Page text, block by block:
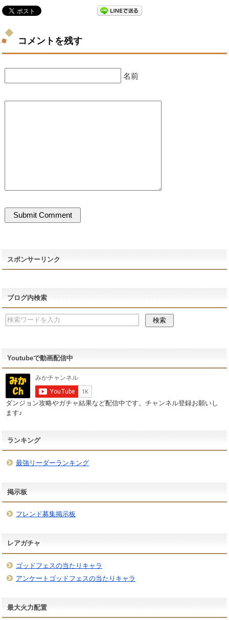
コメントを残す
名前
スポンサーリンク
ブログ内検索
Youtubeで動画配信中
ダンジョン攻略やガチャ結果など配信中です。チャンネル登録お願いし
ます♪
ランキング
最強リーダーランキング
掲示板
フレンド募集掲示板
レアガチャ
ゴッドフェスの当たりキャラ
アンケートゴッドフェスの当たりキャラ
最大火力配置